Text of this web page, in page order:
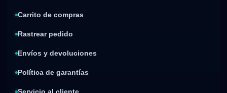
Carrito de compras
Rastrear pedido
Envíos y devoluciones
Política de garantías